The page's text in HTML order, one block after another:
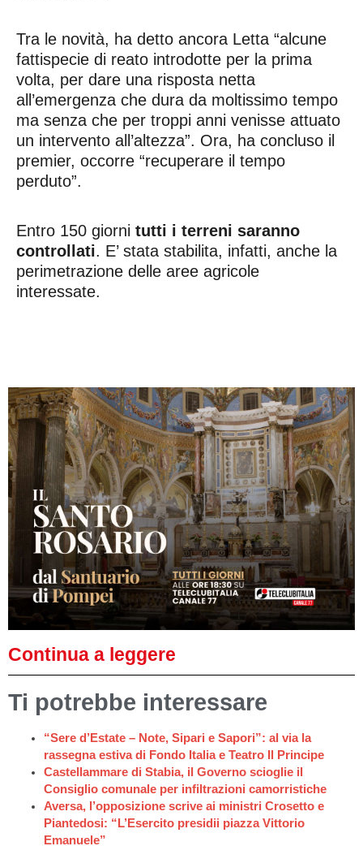
Tra le novità, ha detto ancora Letta “alcune
fattispecie di reato introdotte per la prima
volta, per dare una risposta netta
all’emergenza che dura da moltissimo tempo
ma senza che per troppi anni venisse attuato
un intervento all’altezza”. Ora, ha concluso il
premier, occorre “recuperare il tempo
perduto”.
Entro 150 giorni tutti i terreni saranno
controllati. E’ stata stabilita, infatti, anche la
perimetrazione delle aree agricole
interessate.
Continua a leggere
Ti potrebbe interessare
“Sere d’Estate – Note, Sipari e Sapori”: al via la
rassegna estiva di Fondo Italia e Teatro Il Principe
Castellammare di Stabia, il Governo scioglie il
Consiglio comunale per infiltrazioni camorristiche
Aversa, l’opposizione scrive ai ministri Crosetto e
Piantedosi: “L’Esercito presidii piazza Vittorio
Emanuele”